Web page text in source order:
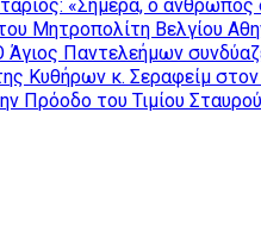
«Σήμερα, ο άνθρωπος
Μητροπολίτη Βελγίου
Άγιος Παντελεήμων
Κυθήρων κ. Σεραφείμ
Πρόοδο του Τιμίου